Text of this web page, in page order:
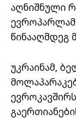
აღნიშნული
წინააღმდეგ
უკრაინამ,